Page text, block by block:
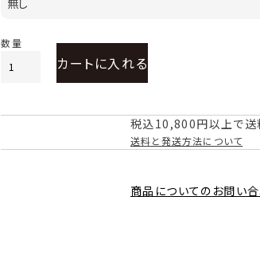
カートに入れる
税込10,800円以上で送
送料と発送方法について
商品についてのお問い